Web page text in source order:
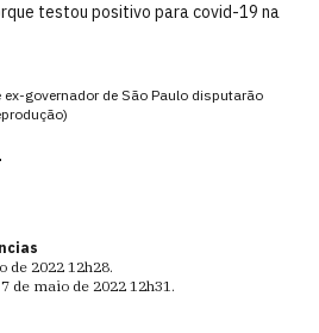
testou positivo para covid-19 na
governador de São Paulo disputarão
de 202212h28.
7 de maio de 2022 12h31.